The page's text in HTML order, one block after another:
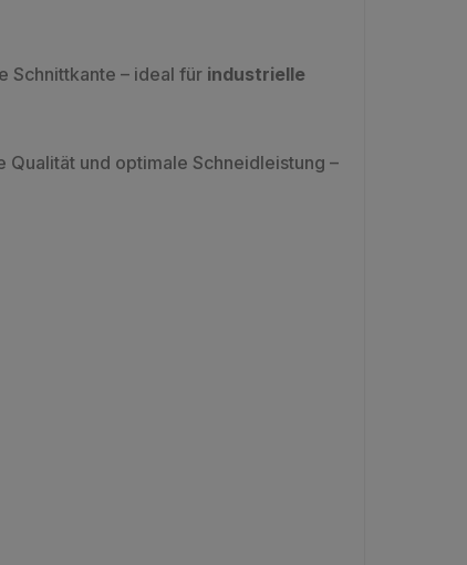
Schnittkante – ideal für industrielle
und optimale Schneidleistung –